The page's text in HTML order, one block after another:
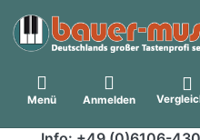
Menü Anmelden